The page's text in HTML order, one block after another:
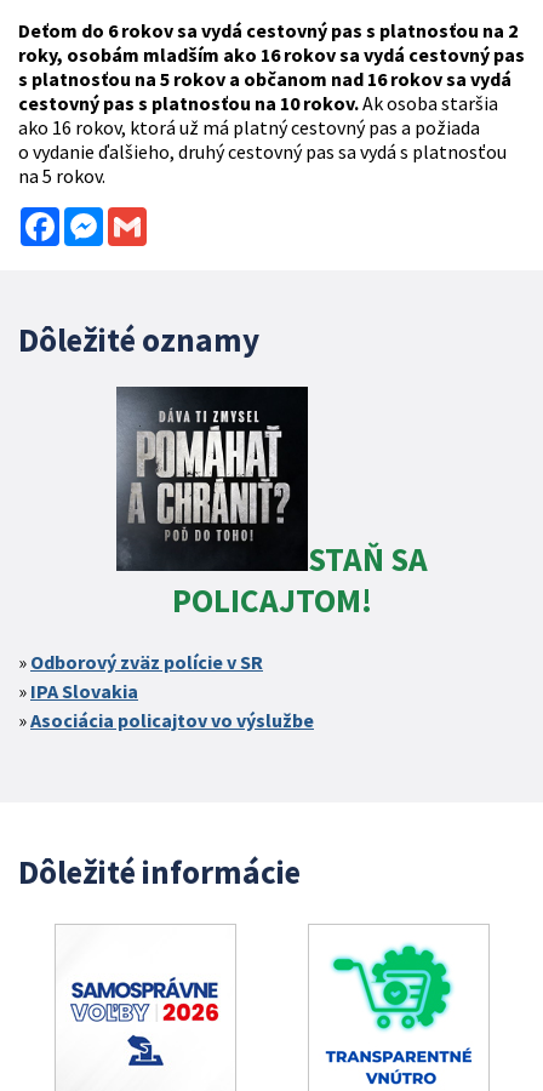
Deťom do 6 rokov sa vydá cestovný pas s platnosťou na 2
roky, osobám mladším ako 16 rokov sa vydá cestovný pas
s platnosťou na 5 rokov a občanom nad 16 rokov sa vydá
cestovný pas s platnosťou na 10 rokov.Ak osoba staršia
ako 16 rokov, ktorá už má platný cestovný pas a požiada
o vydanie ďalšieho, druhý cestovný pas sa vydá s platnosťou
na 5 rokov.
FacebookMessenger
Dôležité oznamy
STAŇ SA
POLICAJTOM!
Odborový zväz polície v SR
IPA Slovakia
Asociácia policajtov vo výslužbe
Dôležité informácie